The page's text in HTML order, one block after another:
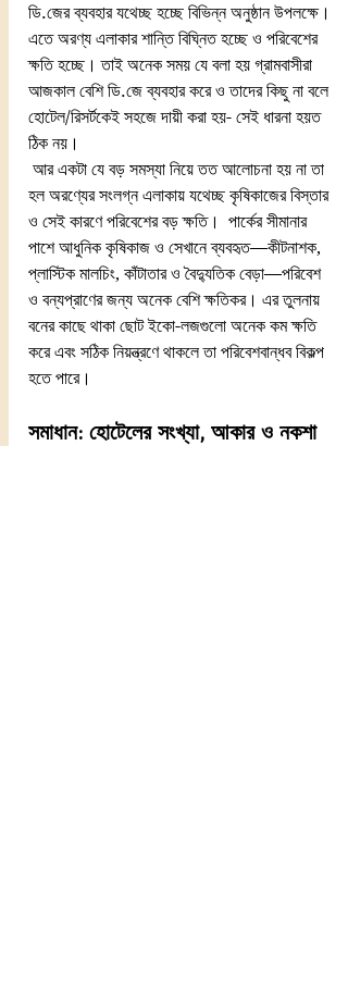
ডি.জের ব্যবহার যথেচ্ছ হচ্ছে বিভিন্ন অনুষ্ঠান উপলক্ষে।
এতে অরণ্য এলাকার শান্তি বিঘ্নিত হচ্ছে ও পরিবেশের
ক্ষতি হচ্ছে। তাই অনেক সময় যে বলা হয় গ্রামবাসীরা
আজকাল বেশি ডি.জে ব্যবহার করে ও তাদের কিছু না বলে
হোটেল/রিসর্টকেই সহজে দায়ী করা হয়- সেই ধারনা হয়ত
ঠিক নয়।
হল অরণ্যের সংলগ্ন এলাকায় যথেচ্ছ কৃষিকাজের বিস্তার
ও সেই কারণে পরিবেশের বড় ক্ষতি।  পার্কের সীমানার
পাশে আধুনিক কৃষিকাজ ও সেখানে ব্যবহৃত—কীটনাশক,
প্লাস্টিক মালচিং, কাঁটাতার ও বৈদ্যুতিক বেড়া—পরিবেশ
ও বন্যপ্রাণের জন্য অনেক বেশি ক্ষতিকর। এর তুলনায়
বনের কাছে থাকা ছোট ইকো-লজগুলো অনেক কম ক্ষতি
করে এবং সঠিক নিয়ন্ত্রণে থাকলে তা পরিবেশবান্ধব বিকল্প
হতে পারে।
সমাধান: হোটেলের সংখ্যা, আকার ও নকশা